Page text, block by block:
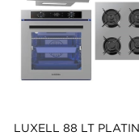
LUXELL 88 LT